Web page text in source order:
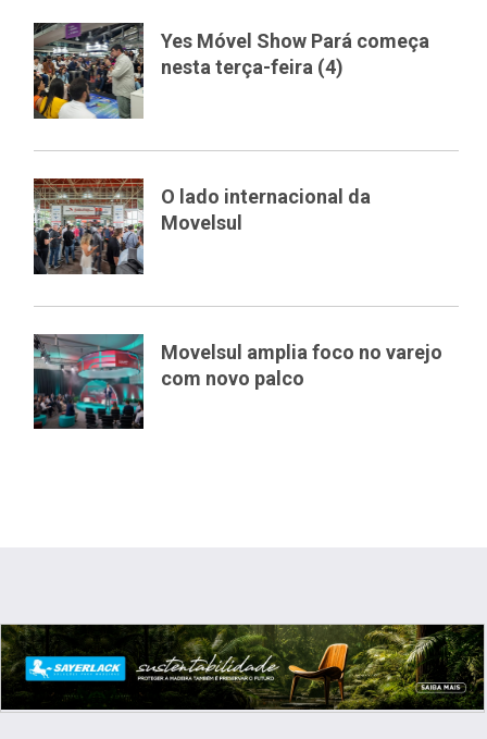
Yes Móvel Show Pará começa
nesta terça-feira (4)
O lado internacional da
Movelsul
Movelsul amplia foco no varejo
com novo palco